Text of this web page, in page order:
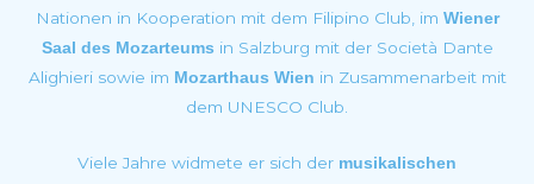
Nationen in Kooperation mit dem Filipino Club, im Wiener
Saal des Mozarteums in Salzburg mit der Società Dante
Alighieri sowie im Mozarthaus Wien in Zusammenarbeit mit
dem UNESCO Club.
Viele Jahre widmete er sich der musikalischen